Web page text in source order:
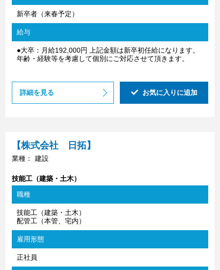
新卒者（来春予定）
給与
●大卒：月給192,000円 上記金額は新卒初任給になります。
年齢・経験等を考慮して個別にご対応させて頂きます。
詳細を見る お気に入りに追加
【株式会社 日拓】
業種： 建設
技能工（建築・土木）
職種
技能工（建築・土木）
配管工（本管、宅内）
雇用形態
正社員